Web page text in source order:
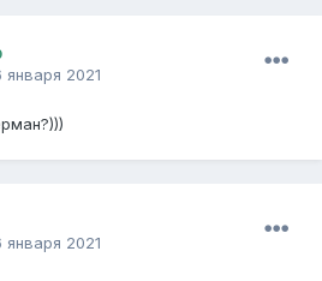
января 2021
января 2021